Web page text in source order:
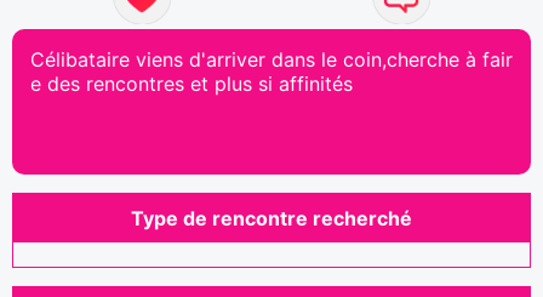
Célibataire viens d'arriver dans le coin,cherche à fair
e des rencontres et plus si affinités
Type de rencontre recherché